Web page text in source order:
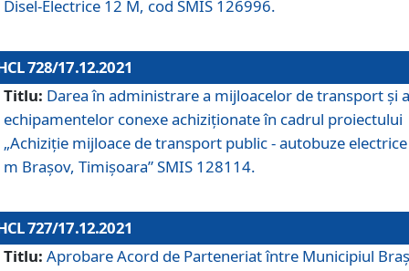
Disel-Electrice 12 M, cod SMIS 126996.
728/17.12.2021
Titlu: Darea în administrare a mijloacelor de transport și a
echipamentelor conexe achiziționate în cadrul proiectului
„Achiziție mijloace de transport public - autobuze
m Brașov, Timișoara” SMIS 128114.
727/17.12.2021
Titlu: Aprobare Acord de Parteneriat între Municipiul